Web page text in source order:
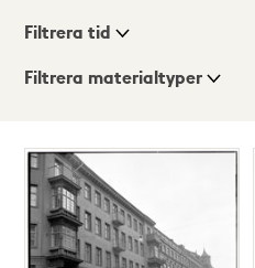
Visningsläge
Lista
Karta
Filtrera tid
Filtrera materialtyper
träffar